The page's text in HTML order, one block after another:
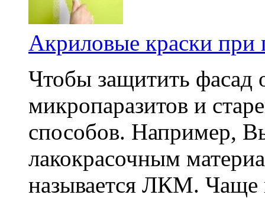
Акриловые краски при
Чтобы защитить фасад
микропаразитов и
способов. Например,
лакокрасочным
называется ЛКМ. Чаще